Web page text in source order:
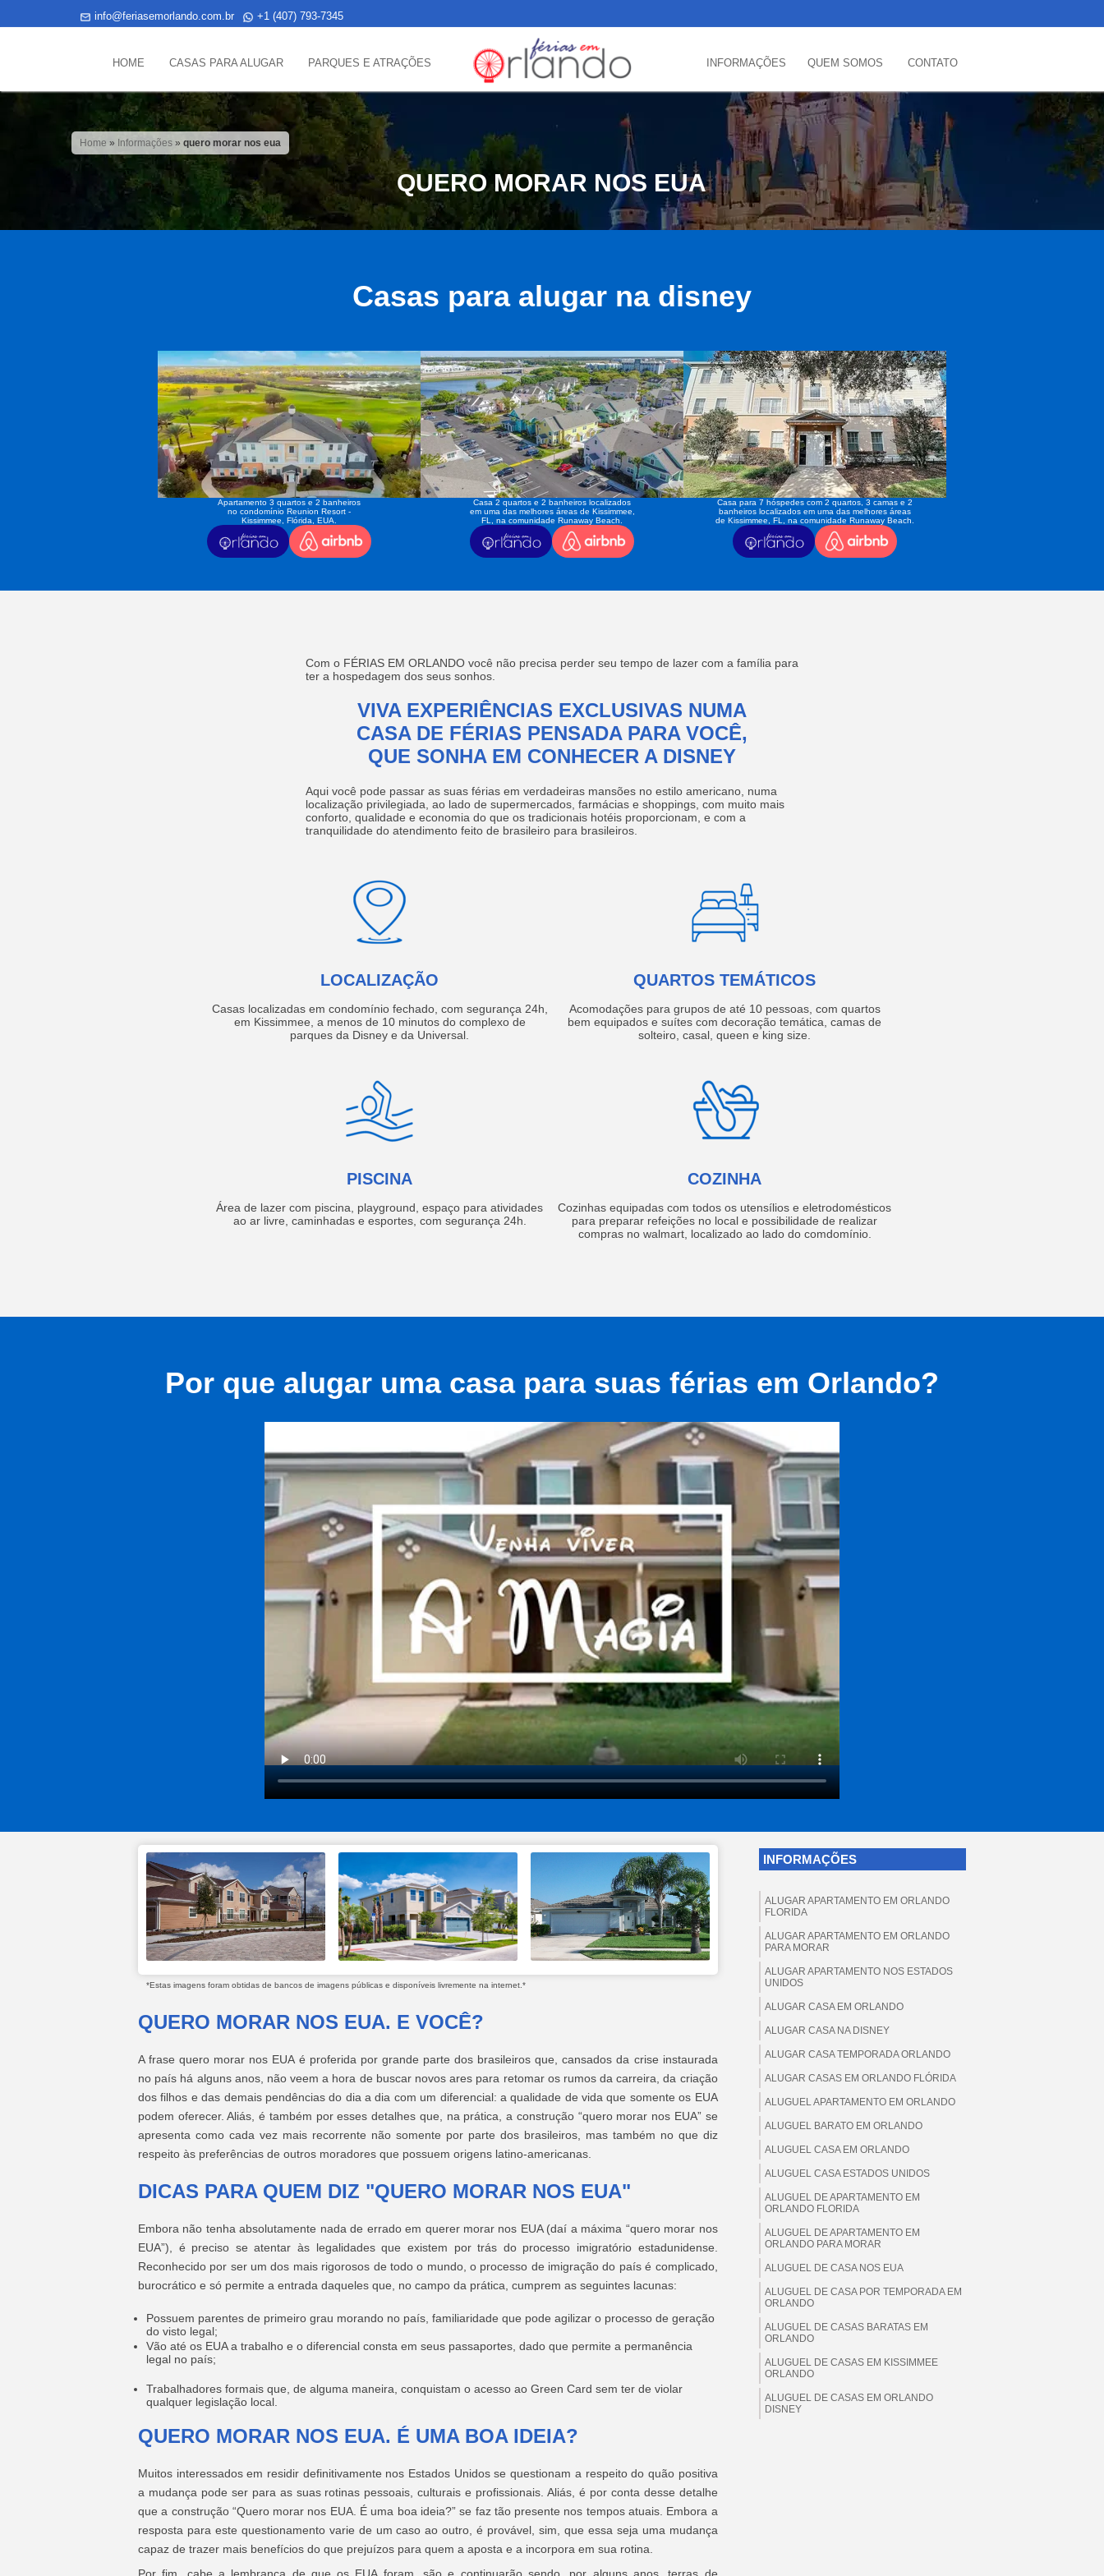
info@feriasemorlando.com.br +1 (407) 793-7345
HOME CASAS PARA ALUGAR PARQUES E ATRAÇÕES INFORMAÇÕES QUEM SOMOS CONTATO
Home » Informações »quero morar nos eua
QUERO MORAR NOS EUA
Casas para alugar na disney
Apartamento 3 quartos e 2 banheiros
no condomínio Reunion Resort -
Kissimmee, Flórida, EUA.
Casa 2 quartos e 2 banheiros localizados
em uma das melhores áreas de Kissimmee,
FL, na comunidade Runaway Beach.
Casa para 7 hóspedes com 2 quartos, 3 camas e 2
banheiros localizados em uma das melhores áreas
de Kissimmee, FL, na comunidade Runaway Beach.
Com o FÉRIAS EM ORLANDO você não precisa perder seu tempo de lazer com a família para
ter a hospedagem dos seus sonhos.
VIVA EXPERIÊNCIAS EXCLUSIVAS NUMA
CASA DE FÉRIAS PENSADA PARA VOCÊ,
QUE SONHA EM CONHECER A DISNEY
Aqui você pode passar as suas férias em verdadeiras mansões no estilo americano, numa
localização privilegiada, ao lado de supermercados, farmácias e shoppings, com muito mais
conforto, qualidade e economia do que os tradicionais hotéis proporcionam, e com a
tranquilidade do atendimento feito de brasileiro para brasileiros.
LOCALIZAÇÃO
Casas localizadas em condomínio fechado, com segurança 24h,
em Kissimmee, a menos de 10 minutos do complexo de
parques da Disney e da Universal.
QUARTOS TEMÁTICOS
Acomodações para grupos de até 10 pessoas, com quartos
bem equipados e suítes com decoração temática, camas de
solteiro, casal, queen e king size.
PISCINA
Área de lazer com piscina, playground, espaço para atividades
ao ar livre, caminhadas e esportes, com segurança 24h.
COZINHA
Cozinhas equipadas com todos os utensílios e eletrodomésticos
para preparar refeições no local e possibilidade de realizar
compras no walmart, localizado ao lado do comdomínio.
Por que alugar uma casa para suas férias em Orlando?
*Estas imagens foram obtidas de bancos de imagens públicas e disponíveis livremente na internet.*
QUERO MORAR NOS EUA. E VOCÊ?
A frase quero morar nos EUA é proferida por grande parte dos brasileiros que, cansados da crise instaurada
no país há alguns anos, não veem a hora de buscar novos ares para retomar os rumos da carreira, da criação
dos filhos e das demais pendências do dia a dia com um diferencial: a qualidade de vida que somente os EUA
podem oferecer. Aliás, é também por esses detalhes que, na prática, a construção “quero morar nos EUA” se
apresenta como cada vez mais recorrente não somente por parte dos brasileiros, mas também no que diz
respeito às preferências de outros moradores que possuem origens latino-americanas.
DICAS PARA QUEM DIZ "QUERO MORAR NOS EUA"
Embora não tenha absolutamente nada de errado em querer morar nos EUA (daí a máxima “quero morar nos
EUA”), é preciso se atentar às legalidades que existem por trás do processo imigratório estadunidense.
Reconhecido por ser um dos mais rigorosos de todo o mundo, o processo de imigração do país é complicado,
burocrático e só permite a entrada daqueles que, no campo da prática, cumprem as seguintes lacunas:
Possuem parentes de primeiro grau morando no país, familiaridade que pode agilizar o processo de geração
do visto legal;
Vão até os EUA a trabalho e o diferencial consta em seus passaportes, dado que permite a permanência
legal no país;
Trabalhadores formais que, de alguma maneira, conquistam o acesso ao Green Card sem ter de violar
qualquer legislação local.
QUERO MORAR NOS EUA. É UMA BOA IDEIA?
Muitos interessados em residir definitivamente nos Estados Unidos se questionam a respeito do quão positiva
a mudança pode ser para as suas rotinas pessoais, culturais e profissionais. Aliás, é por conta desse detalhe
que a construção “Quero morar nos EUA. É uma boa ideia?” se faz tão presente nos tempos atuais. Embora a
resposta para este questionamento varie de um caso ao outro, é provável, sim, que essa seja uma mudança
capaz de trazer mais benefícios do que prejuízos para quem a aposta e a incorpora em sua rotina.
INFORMAÇÕES
ALUGAR APARTAMENTO EM ORLANDO
FLORIDA
ALUGAR APARTAMENTO EM ORLANDO
PARA MORAR
ALUGAR APARTAMENTO NOS ESTADOS
UNIDOS
ALUGAR CASA EM ORLANDO
ALUGAR CASA NA DISNEY
ALUGAR CASA TEMPORADA ORLANDO
ALUGAR CASAS EM ORLANDO FLÓRIDA
ALUGUEL APARTAMENTO EM ORLANDO
ALUGUEL BARATO EM ORLANDO
ALUGUEL CASA EM ORLANDO
ALUGUEL CASA ESTADOS UNIDOS
ALUGUEL DE APARTAMENTO EM
ORLANDO FLORIDA
ALUGUEL DE APARTAMENTO EM
ORLANDO PARA MORAR
ALUGUEL DE CASA NOS EUA
ALUGUEL DE CASA POR TEMPORADA EM
ORLANDO
ALUGUEL DE CASAS BARATAS EM
ORLANDO
ALUGUEL DE CASAS EM KISSIMMEE
ORLANDO
ALUGUEL DE CASAS EM ORLANDO
DISNEY